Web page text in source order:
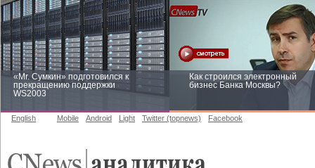
«Mr. Сумкин» подготовился к
прекращению поддержки
WS2003
Как строился электронный
бизнес Банка Москвы?
English Mobile Android Light Twitter (topnews) Facebook